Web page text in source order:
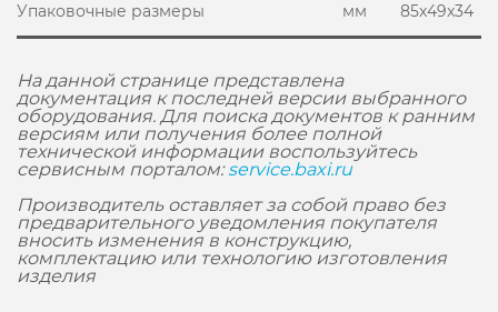
Упаковочные размеры мм 85x49x34
На данной странице представлена
документация к последней версии выбранного
оборудования. Для поиска документов к ранним
версиям или получения более полной
технической информации воспользуйтесь
сервисным порталом:service.baxi.ru
Производитель оставляет за собой право без
предварительного уведомления покупателя
вносить изменения в конструкцию,
комплектацию или технологию изготовления
изделия